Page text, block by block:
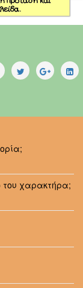
του χαρακτήρα;